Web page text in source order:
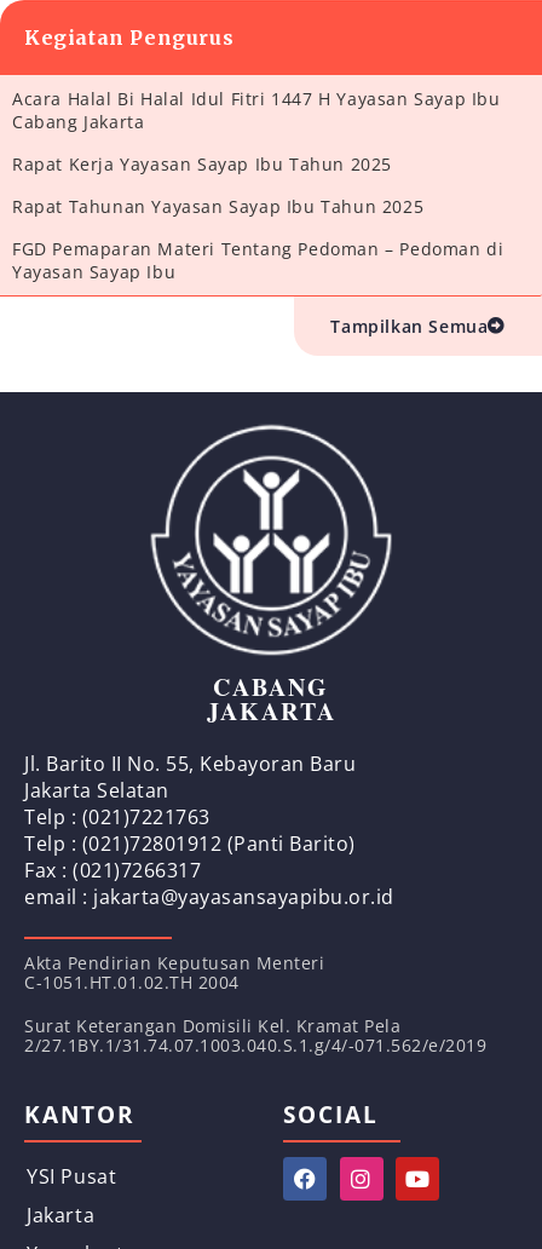
Kegiatan Pengurus
Acara Halal Bi Halal Idul Fitri 1447 H Yayasan Sayap Ibu
Cabang Jakarta
Rapat Kerja Yayasan Sayap Ibu Tahun 2025
Rapat Tahunan Yayasan Sayap Ibu Tahun 2025
FGD Pemaparan Materi Tentang Pedoman – Pedoman di
Yayasan Sayap Ibu
Tampilkan Semua
CABANG
JAKARTA
Jl. Barito II No. 55, Kebayoran Baru
Jakarta Selatan
Telp : (021)7221763
Telp : (021)72801912 (Panti Barito)
Fax : (021)7266317
email : jakarta@yayasansayapibu.or.id
Akta Pendirian Keputusan Menteri
C-1051.HT.01.02.TH 2004
Surat Keterangan Domisili Kel. Kramat Pela
2/27.1BY.1/31.74.07.1003.040.S.1.g/4/-071.562/e/2019
KANTOR
YSI Pusat
Jakarta
SOCIAL